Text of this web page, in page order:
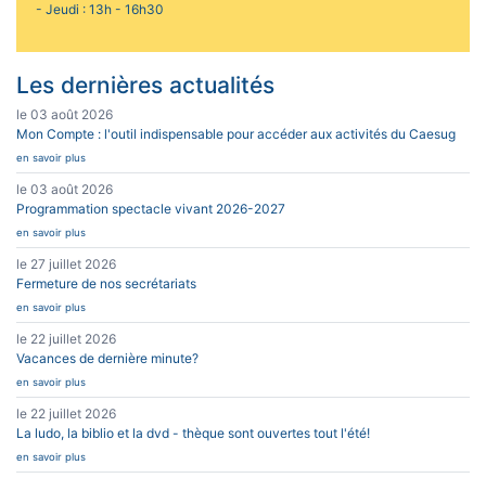
- Jeudi : 13h - 16h30
Les dernières actualités
le 03 août 2026
Mon Compte : l'outil indispensable pour accéder aux activités du Caesug
en savoir plus
le 03 août 2026
Programmation spectacle vivant 2026-2027
en savoir plus
le 27 juillet 2026
Fermeture de nos secrétariats
en savoir plus
le 22 juillet 2026
Vacances de dernière minute?
en savoir plus
le 22 juillet 2026
La ludo, la biblio et la dvd - thèque sont ouvertes tout l'été!
en savoir plus